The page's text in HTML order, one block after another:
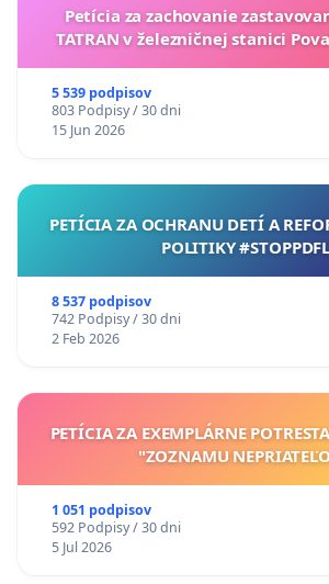
Petícia za zachovanie
TATRAN v železničnej stanici
5 539 podpisov
803 Podpisy / 30 dni
15 Jun 2026
PETÍCIA ZA OCHRANU DETÍ A
POLITIKY #STOPPDFL
8 537 podpisov
742 Podpisy / 30 dni
2 Feb 2026
PETÍCIA ZA EXEMPLÁRNE
"ZOZNAMU
1 051 podpisov
592 Podpisy / 30 dni
5 Jul 2026